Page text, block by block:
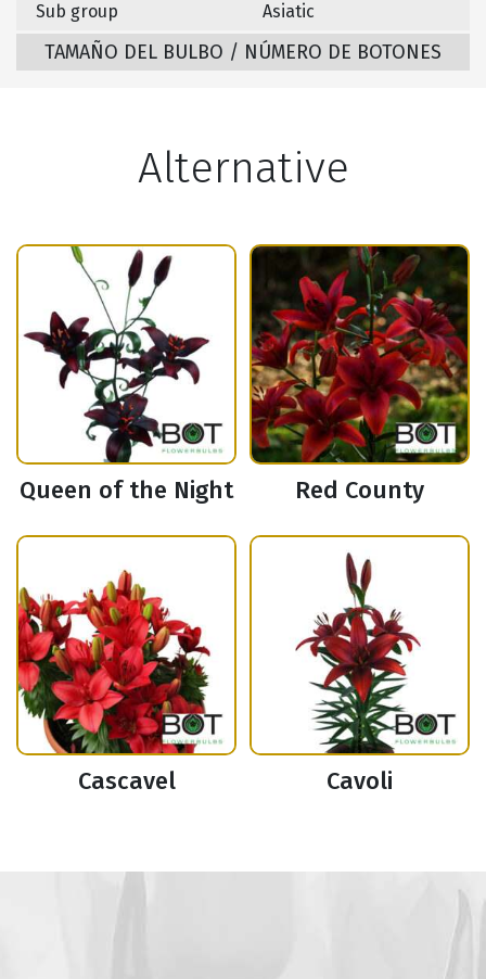
Sub group
Asiatic
TAMAÑO DEL BULBO / NÚMERO DE BOTONES
Alternative
Queen of the Night Red County
Cascavel Cavoli